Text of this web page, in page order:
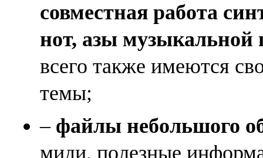
совместная работа
нот, азы музыкальной
всего также имеются
темы;
– файлы небольшого
миди, полезные